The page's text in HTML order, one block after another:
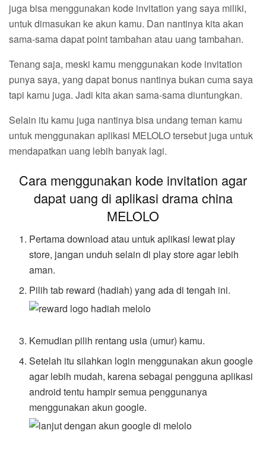
juga bisa menggunakan kode invitation yang saya miliki,
untuk dimasukan ke akun kamu. Dan nantinya kita akan
sama-sama dapat point tambahan atau uang tambahan.
Tenang saja, meski kamu menggunakan kode invitation
punya saya, yang dapat bonus nantinya bukan cuma saya
tapi kamu juga. Jadi kita akan sama-sama diuntungkan.
Selain itu kamu juga nantinya bisa undang teman kamu
untuk menggunakan aplikasi MELOLO tersebut juga untuk
mendapatkan uang lebih banyak lagi.
Cara menggunakan kode invitation agar
dapat uang di aplikasi drama china
MELOLO
Pertama download atau untuk aplikasi lewat play
store, jangan unduh selain di play store agar lebih
aman.
Pilih tab reward (hadiah) yang ada di tengah ini.
Kemudian pilih rentang usia (umur) kamu.
Setelah itu silahkan login menggunakan akun google
agar lebih mudah, karena sebagai pengguna aplikasi
android tentu hampir semua penggunanya
menggunakan akun google.